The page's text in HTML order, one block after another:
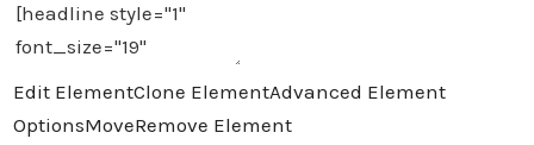
Edit ElementClone ElementAdvanced Element
OptionsMoveRemove Element